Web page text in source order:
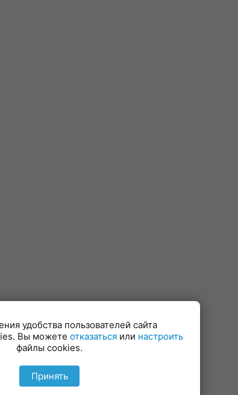
Правые
Свислочь
Скидель
Скрибовцы
удобства пользователей сайта
Вы можете отказаться или настроить
файлы cookies.
Принять